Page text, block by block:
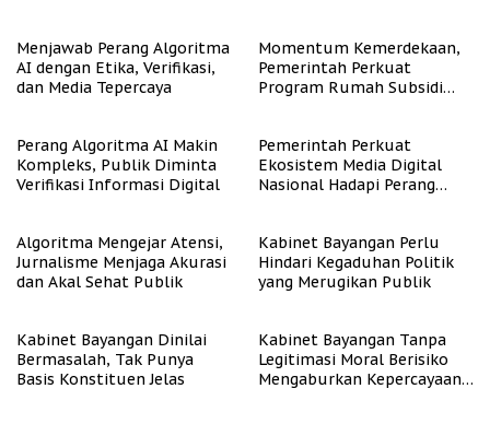
Menjawab Perang Algoritma
AI dengan Etika, Verifikasi,
dan Media Tepercaya
Momentum Kemerdekaan,
Pemerintah Perkuat
Program Rumah Subsidi
Perang Algoritma AI Makin
Kompleks, Publik Diminta
Verifikasi Informasi Digital
Pemerintah Perkuat
Ekosistem Media Digital
Nasional Hadapi Perang
Algoritma Mengejar Atensi,
Jurnalisme Menjaga Akurasi
dan Akal Sehat Publik
Kabinet Bayangan Perlu
Hindari Kegaduhan Politik
yang Merugikan Publik
Kabinet Bayangan Dinilai
Bermasalah, Tak Punya
Basis Konstituen Jelas
Kabinet Bayangan Tanpa
Legitimasi Moral Berisiko
Mengaburkan Kepercayaan